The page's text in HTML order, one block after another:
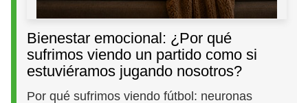
Bienestar emocional: ¿Por qué
sufrimos viendo un partido como si
estuviéramos jugando nosotros?
Por qué sufrimos viendo fútbol: neuronas